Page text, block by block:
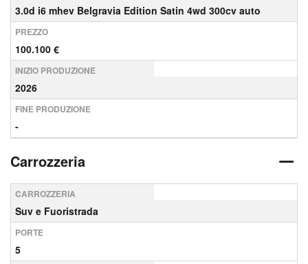
3.0d i6 mhev Belgravia Edition Satin 4wd 300cv auto
PREZZO
100.100 €
INIZIO PRODUZIONE
2026
FINE PRODUZIONE
-
Carrozzeria
CARROZZERIA
Suv e Fuoristrada
PORTE
5